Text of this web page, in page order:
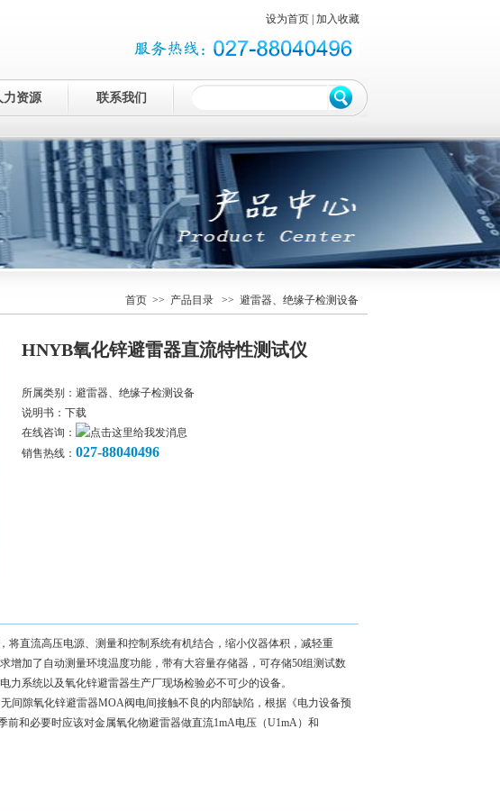
设为首页 加入收藏
力资源 联系我们
首页 >> 产品目录 >> 避雷器、绝缘子检测设备
HNYB氧化锌避雷器直流特性测试仪
所属类别：避雷器、绝缘子检测设备
说明书： 下载
在线咨询：
销售热线： 027-88040496
直流高压电源、测量和控制系统有机结合，缩小仪器体积，减轻重
增加了自动测量环境温度功能，带有大容量存储器，可存储50组测试数
系统以及氧化锌避雷器生产厂现场检验必不可少的设备。
间隙氧化锌避雷器MOA阀电间接触不良的内部缺陷，根据《电力设备预
前和必要时应该对金属氧化物避雷器做直流1mA电压（U1mA）和